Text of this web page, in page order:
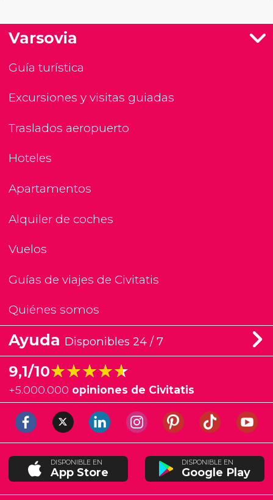
Varsovia
Guía turística
Excursiones y visitas guiadas
Traslados aeropuerto
Hoteles
Apartamentos
Alquiler de coches
Vuelos
Guías de viajes de Civitatis
Quiénes somos
Ayuda Disponibles 24 / 7
9,1/10★★★★★
★★★★★
+5.000.000 opiniones de Civitatis
DISPONIBLE EN
App Store
DISPONIBLE EN
Google Play